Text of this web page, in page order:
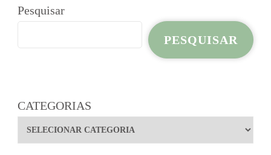
Pesquisar
PESQUISAR
CATEGORIAS